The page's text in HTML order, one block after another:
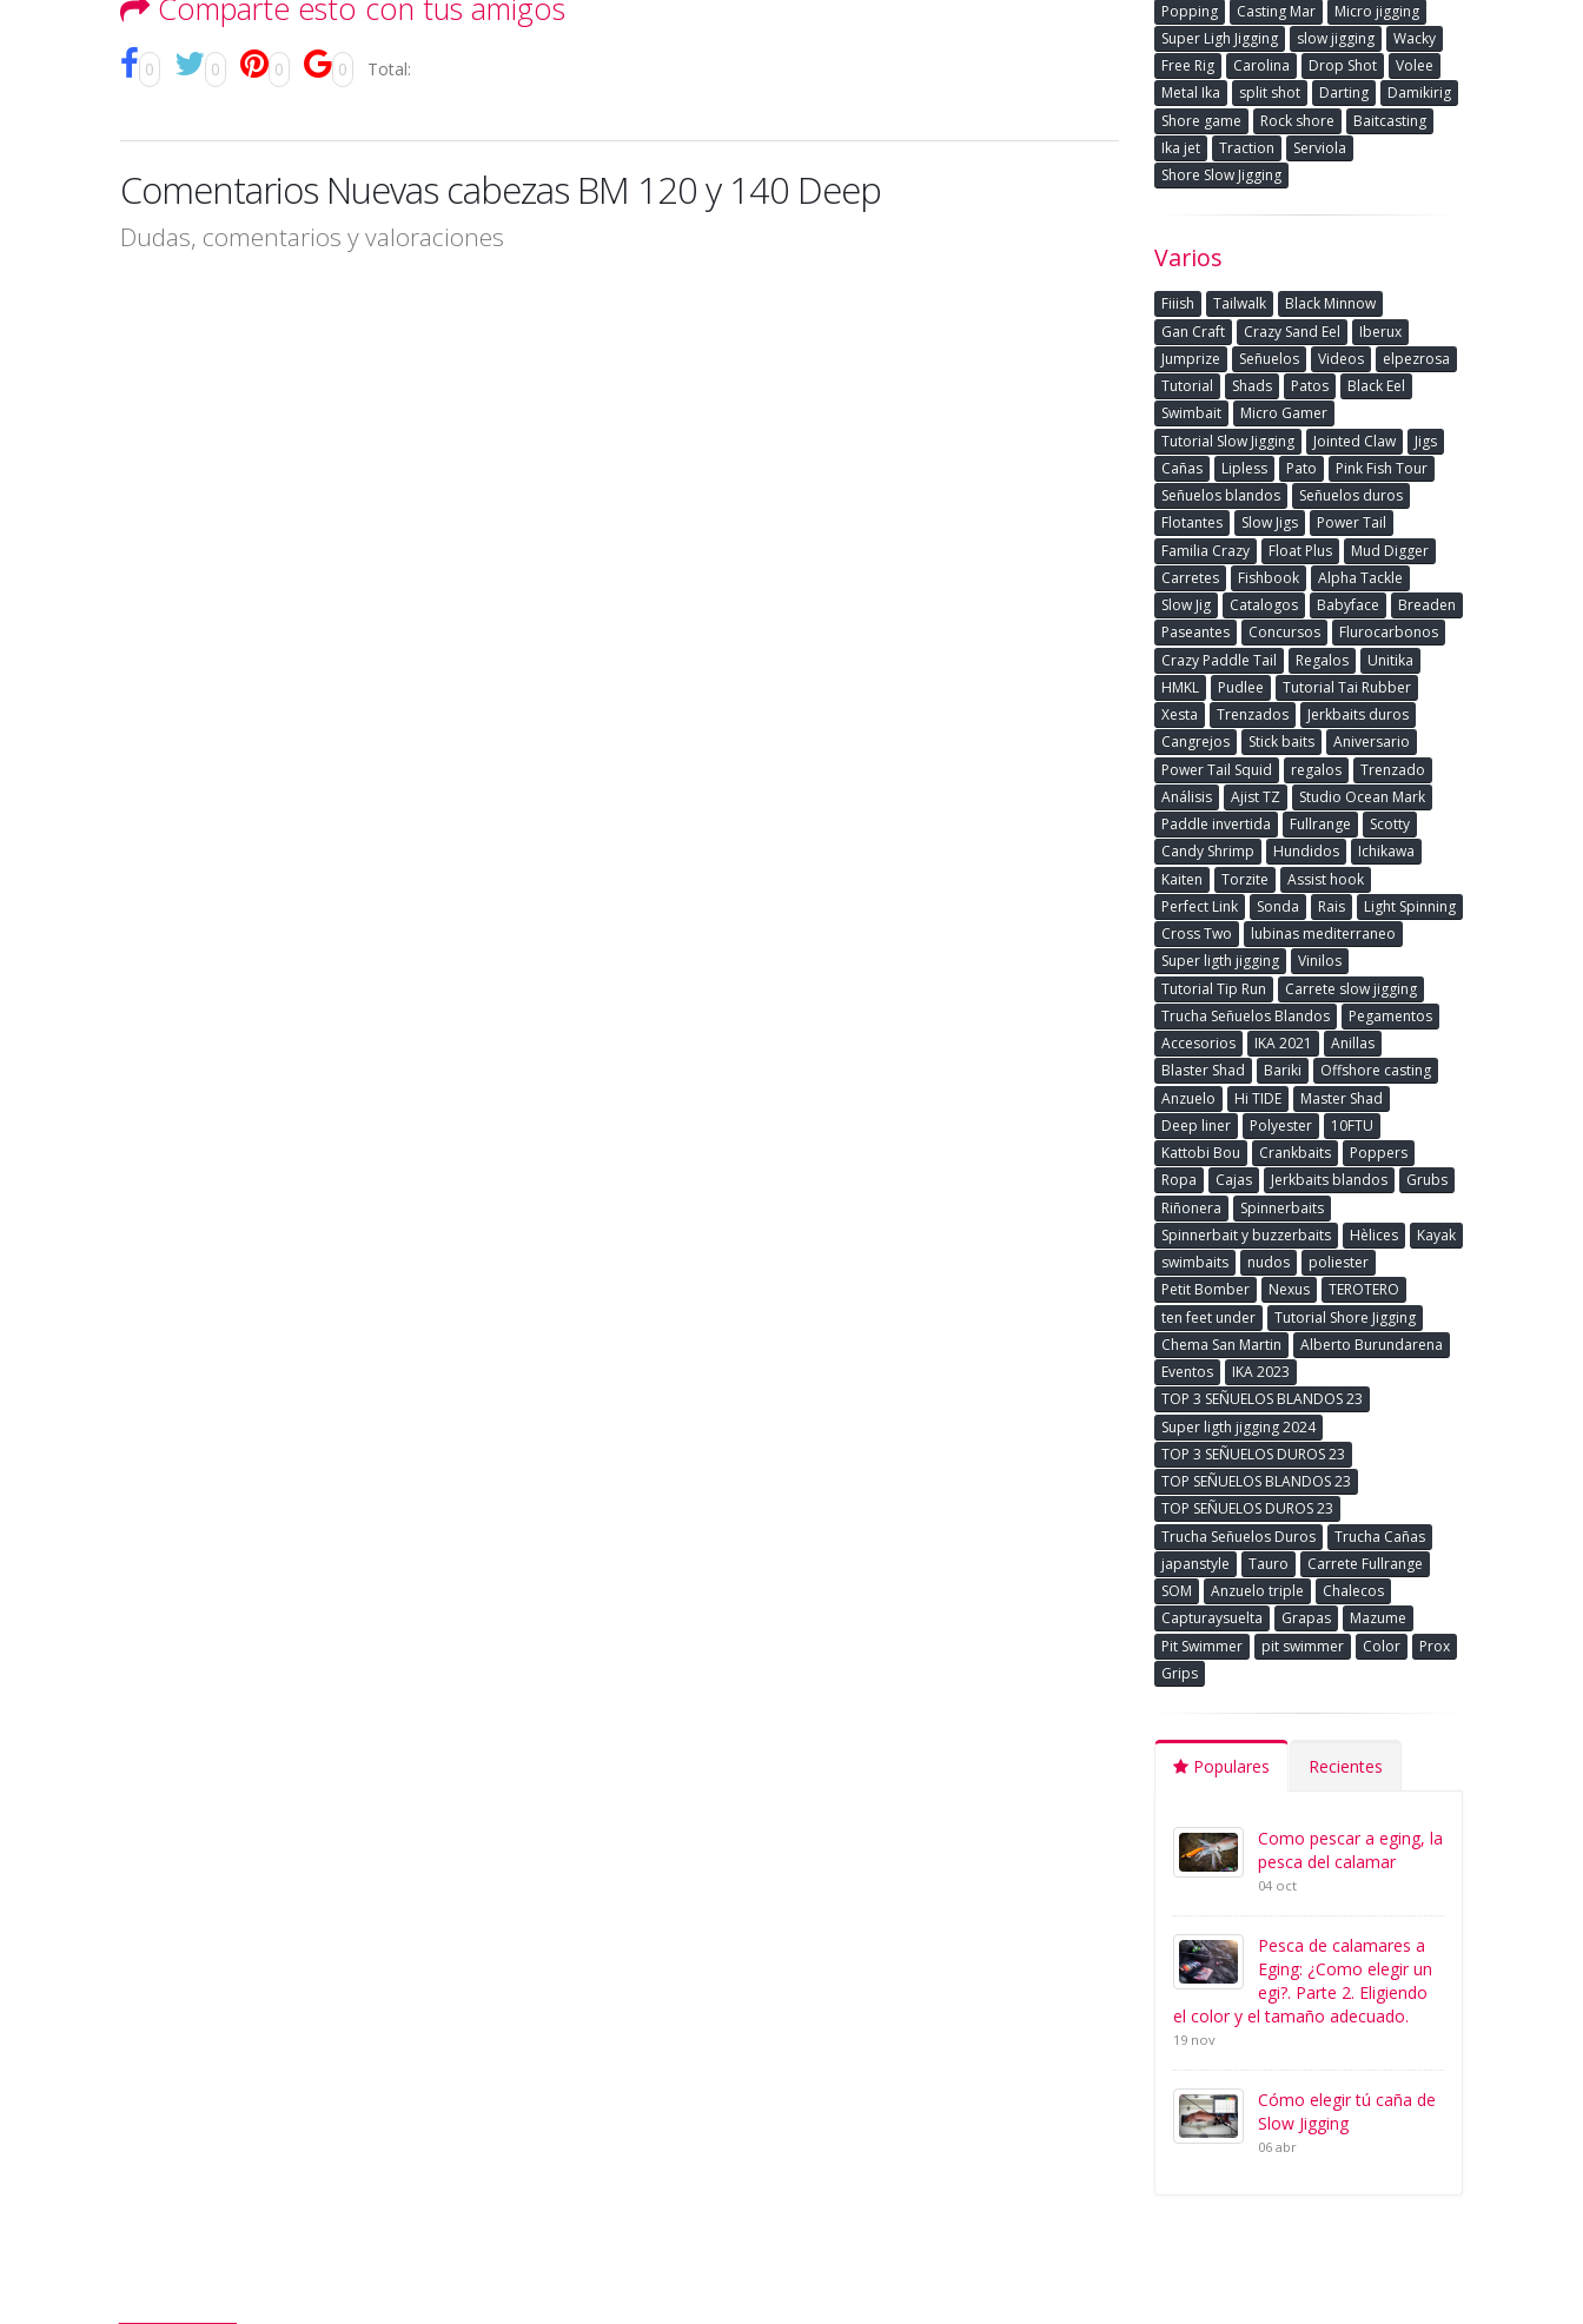
0 0 0 0 Total:
Comentarios Nuevas cabezas BM 120 y 140 Deep
Dudas, comentarios y valoraciones
Popping
Casting Mar
Micro jigging
Super Ligh Jigging
slow jigging
Wacky
Free Rig
Carolina Drop Shot
Volee
Metal Ika
split shot Darting
Damikirig
Shore game
Rock shore
Baitcasting
Ika jet
Traction
Serviola
Shore Slow Jigging
Varios
Fiiish Tailwalk
Black Minnow
Gan Craft
Crazy Sand Eel
Iberux
Jumprize
Señuelos Videos
elpezrosa
Tutorial
Shads Patos
Black Eel
Swimbait
Micro Gamer
Tutorial Slow Jigging
Jointed Claw
Jigs
Cañas
Lipless Pato
Pink Fish Tour
Señuelos blandos
Señuelos duros
Flotantes
Slow Jigs
Power Tail
Familia Crazy
Float Plus
Mud Digger
Carretes
Fishbook
Alpha Tackle
Slow Jig
Catalogos Babyface
Breaden
Paseantes
Concursos
Flurocarbonos
Crazy Paddle Tail
Regalos
Unitika
HMKL
Pudlee
Tutorial Tai Rubber
Xesta
Trenzados
Jerkbaits duros
Cangrejos
Stick baits
Aniversario
Power Tail Squid
regalos
Trenzado
Análisis
Ajist TZ
Studio Ocean Mark
Paddle invertida
Fullrange
Scotty
Candy Shrimp
Hundidos
Ichikawa
Kaiten
Torzite
Assist hook
Perfect Link
Sonda Rais
Light Spinning
Cross Two
lubinas mediterraneo
Super ligth jigging
Vinilos
Tutorial Tip Run
Carrete slow jigging
Trucha Señuelos Blandos
Pegamentos
Accesorios
IKA 2021
Anillas
Blaster Shad
Bariki
Offshore casting
Anzuelo
Hi TIDE
Master Shad
Deep liner
Polyester
10FTU
Kattobi Bou
Crankbaits
Poppers
Ropa
Cajas Jerkbaits blandos
Grubs
Riñonera
Spinnerbaits
Spinnerbait y buzzerbaits
Hèlices
Kayak
swimbaits
nudos
poliester
Petit Bomber
Nexus
TEROTERO
ten feet under
Tutorial Shore Jigging
Chema San Martin
Alberto Burundarena
Eventos
IKA 2023
TOP 3 SEÑUELOS BLANDOS 23
Super ligth jigging 2024
TOP 3 SEÑUELOS DUROS 23
TOP SEÑUELOS BLANDOS 23
TOP SEÑUELOS DUROS 23
Trucha Señuelos Duros
Trucha Cañas
japanstyle
Tauro
Carrete Fullrange
SOM
Anzuelo triple
Chalecos
Capturaysuelta
Grapas
Mazume
Pit Swimmer
pit swimmer Color
Prox
Grips
Populares Recientes
Como pescar a eging, la
pesca del calamar
04 oct
Pesca de calamares a
Eging: ¿Como elegir un
egi?. Parte 2. Eligiendo
el color y el tamaño adecuado.
19 nov
Cómo elegir tú caña de
Slow Jigging
06 abr